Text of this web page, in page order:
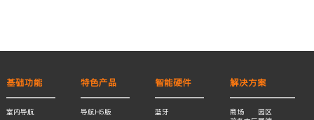
基础功能
室内导航
特色产品
导航H5版
智能硬件
蓝牙
解决方案
商场
园区